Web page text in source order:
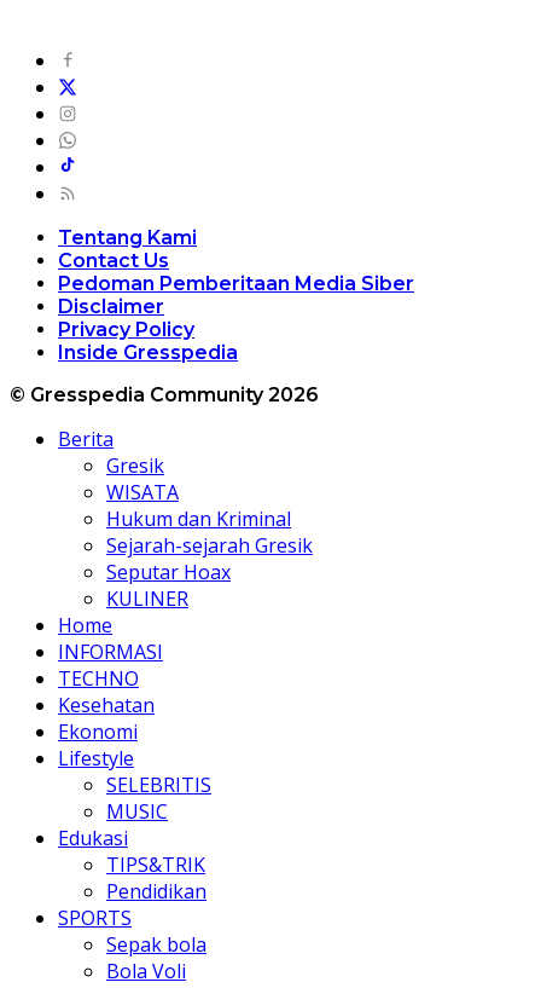
Tentang Kami
Contact Us
Pedoman Pemberitaan Media Siber
Disclaimer
Privacy Policy
Inside Gresspedia
© Gresspedia Community 2026
Berita
Gresik
WISATA
Hukum dan Kriminal
Sejarah-sejarah Gresik
Seputar Hoax
KULINER
Home
INFORMASI
TECHNO
Kesehatan
Ekonomi
Lifestyle
SELEBRITIS
MUSIC
Edukasi
TIPS&TRIK
Pendidikan
SPORTS
Sepak bola
Bola Voli